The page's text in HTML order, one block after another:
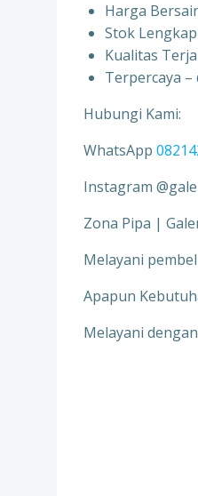
Harga
Stok
Kualitas
Terpercaya
WhatsApp
Instagram
Zona Pipa |
Melayani
Apapun
Melayani